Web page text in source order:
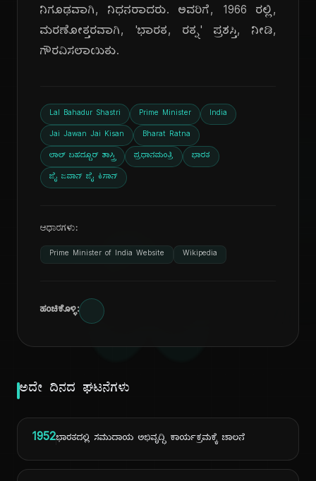
ದಿ
ನಿಗೂಢವಾಗಿ, ನಿಧನರಾದರು. ಅವರಿಗೆ, 1966 ರಲ್ಲಿ,
ಮರಣೋತ್ತರವಾಗಿ, 'ಭಾರತ, ರತ್ನ' ಪ್ರಶಸ್ತಿ, ನೀಡಿ,
ಗೌರವಿಸಲಾಯಿತು.
Lal Bahadur Shastri Prime Minister India
Jai Jawan Jai Kisan Bharat Ratna
ಲಾಲ್ ಬಹದ್ದೂರ್ ಶಾಸ್ತ್ರಿ ಪ್ರಧಾನಮಂತ್ರಿ ಭಾರತ
ಜೈ ಜವಾನ್ ಜೈ ಕಿಸಾನ್
ಆಧಾರಗಳು:
Prime Minister of India Website Wikipedia
ಹಂಚಿಕೊಳ್ಳಿ:
ಅದೇ ದಿನದ ಘಟನೆಗಳು
1952ಭಾರತದಲ್ಲಿ ಸಮುದಾಯ ಅಭಿವೃದ್ಧಿ ಕಾರ್ಯಕ್ರಮಕ್ಕೆ ಚಾಲನೆ